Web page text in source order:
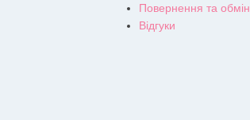
Повернення та обмін
Відгуки